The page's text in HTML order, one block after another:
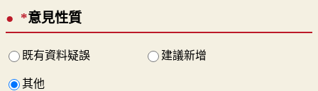
*意見性質
既有資料疑誤 建議新增
其他